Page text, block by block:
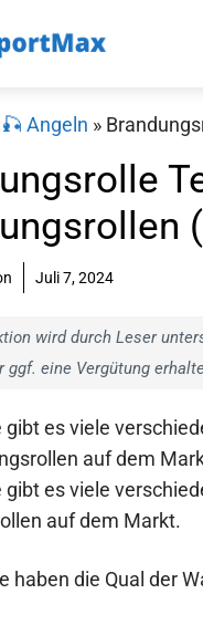
🎣 Angeln »
Juli 7, 2024
wird durch Leser
ggf. eine Vergütung
es viele
auf dem
es viele
auf dem Markt.
haben die Qual der